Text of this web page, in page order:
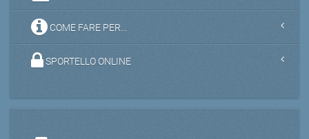
COME FARE PER...
SPORTELLO ONLINE